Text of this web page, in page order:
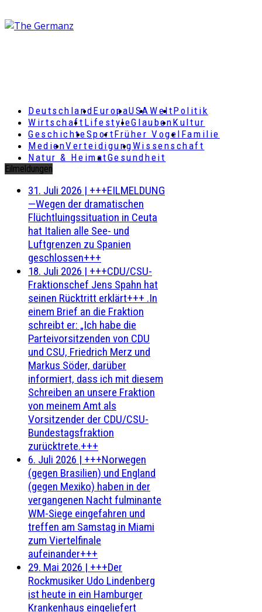
DeutschlandEuropaUSAWeltPolitik
Wirtschaft LifestyleGlaubenKultur
GeschichteSportFrüher Vogel Familie
MedienVerteidigungWissenschaft
Natur & HeimatGesundheit
Eilmeldungen
31. Juli 2026 | +++EILMELDUNG
—Wegen der dramatischen
Flüchtluingssituation in Ceuta
hat Italien alle See- und
Luftgrenzen zu Spanien
geschlossen+++
18. Juli 2026 | +++CDU/CSU-
Fraktionschef Jens Spahn hat
seinen Rücktritt erklärt+++ .In
einem Brief an die Fraktion
schreibt er: „Ich habe die
Parteivorsitzenden von CDU
und CSU, Friedrich Merz und
Markus Söder, darüber
informiert, dass ich mit diesem
Schreiben an unsere Fraktion
von meinem Amt als
Vorsitzender der CDU/CSU-
Bundestagsfraktion
zurücktrete.+++
6. Juli 2026 | +++Norwegen
(gegen Brasilien) und England
(gegen Mexiko) haben in der
vergangenen Nacht fulminante
WM-Siege eingefahren und
treffen am Samstag in Miami
zum Viertelfinale
aufeinander+++
29. Mai 2026 | +++Der
Rockmusiker Udo Lindenberg
ist heute in ein Hamburger
Krankenhaus eingeliefert